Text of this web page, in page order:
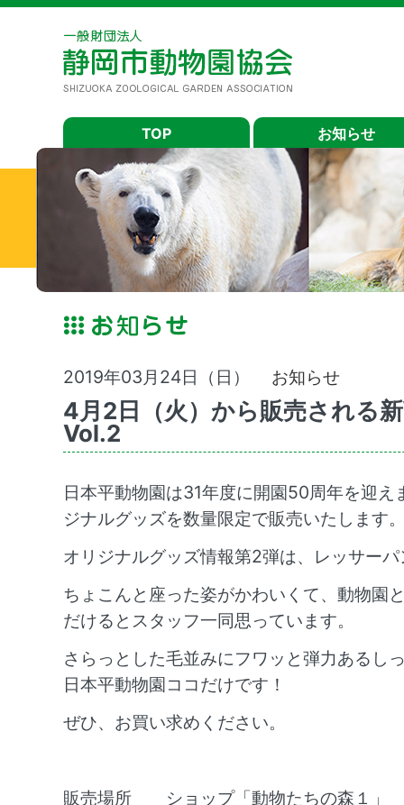
TOP お知らせ
2019年03月24日（日） お知らせ
4月2日（火）から販売される
Vol.2
日本平動物園は31年度に開園50周年を迎
ジナルグッズを数量限定で販売いたします
オリジナルグッズ情報第2弾は、レッサー
ちょこんと座った姿がかわいくて、動物園
だけるとスタッフ一同思っています。
さらっとした毛並みにフワッと弾力あるし
日本平動物園ココだけです！
ぜひ、お買い求めください。
販売場所 ショップ「動物たちの森１」